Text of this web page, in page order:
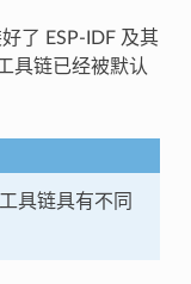
了 ESP-IDF 及其
具链已经被默认
具链具有不同